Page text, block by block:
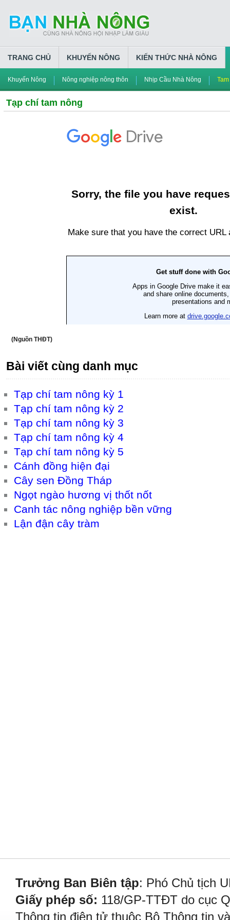
TRANG CHỦ KHUYẾN NÔNG KIẾN THỨC NHÀ NÔNG
Khuyến Nông Nông nghiệp nông thôn Nhịp Cầu Nhà Nông
Tạp chí tam nông
(Nguồn THĐT)
Bài viết cùng danh mục
Tạp chí tam nông kỳ 1
Tạp chí tam nông kỳ 2
Tạp chí tam nông kỳ 3
Tạp chí tam nông kỳ 4
Tạp chí tam nông kỳ 5
Cánh đồng hiện đại
Cây sen Đồng Tháp
Ngọt ngào hương vị thốt nốt
Canh tác nông nghiệp bền vững
Lận đận cây tràm
Trưởng Ban Biên tập: Phó Chủ tịch
Giấy phép số: 118/GP-TTĐT do cục
Thông tin điện tử thuộc Bộ Thông tin